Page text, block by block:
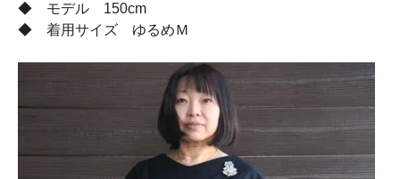
◆ モデル 150cm
◆ 着用サイズ ゆるめＭ